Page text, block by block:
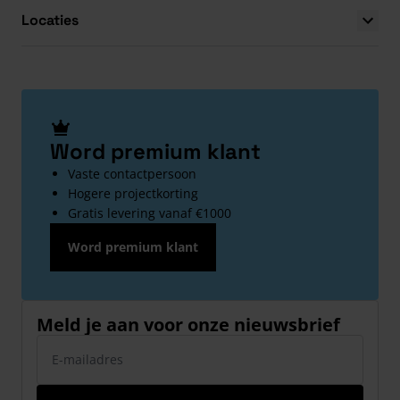
Locaties
Word premium klant
Vaste contactpersoon
Hogere projectkorting
Gratis levering vanaf €1000
Word premium klant
Meld je aan voor onze nieuwsbrief